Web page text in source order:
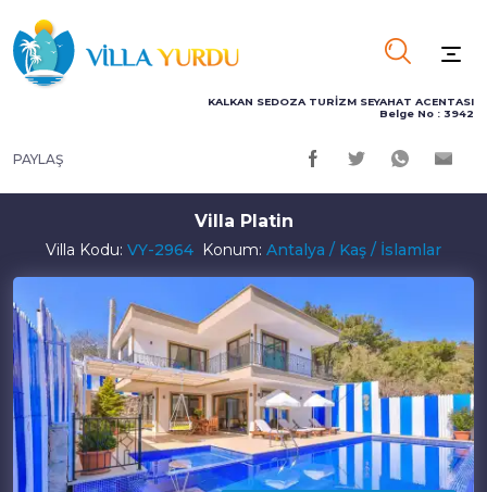
KALKAN SEDOZA TURİZM SEYAHAT ACENTASI
Belge No : 3942
PAYLAŞ
Villa Platin
Villa Kodu: VY-2964 Konum: Antalya / Kaş / İslamlar